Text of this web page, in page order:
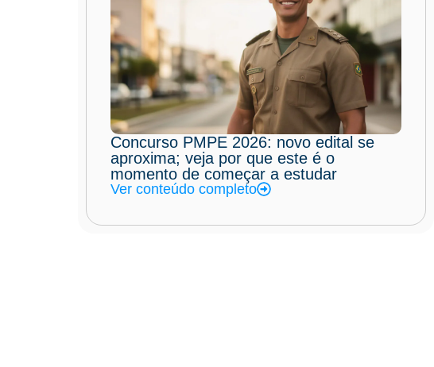
Concurso PMPE 2026: novo edital se
aproxima; veja por que este é o
momento de começar a estudar
Ver conteúdo completo